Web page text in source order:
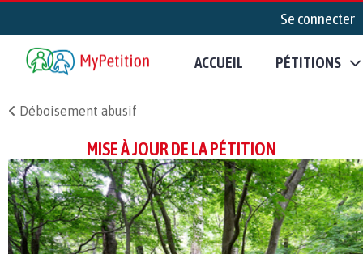
Se connecter
ACCUEIL PÉTITIONS
Déboisement abusif
MISE À JOUR DE LA PÉTITION